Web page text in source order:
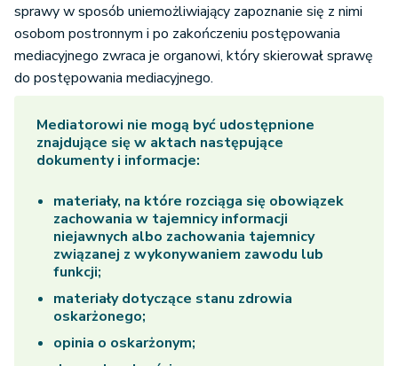
sprawy w sposób uniemożliwiający zapoznanie się z nimi
osobom postronnym i po zakończeniu postępowania
mediacyjnego zwraca je organowi, który skierował sprawę
do postępowania mediacyjnego.
Mediatorowi nie mogą być udostępnione
znajdujące się w aktach następujące
dokumenty i informacje:
materiały, na które rozciąga się obowiązek
zachowania w tajemnicy informacji
niejawnych albo zachowania tajemnicy
związanej z wykonywaniem zawodu lub
funkcji;
materiały dotyczące stanu zdrowia
oskarżonego;
opinia o oskarżonym;